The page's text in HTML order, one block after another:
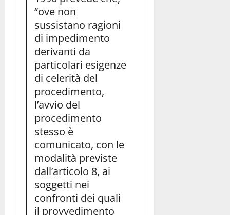
“ove non
sussistano ragioni
di impedimento
derivanti da
particolari esigenze
di celerità del
procedimento,
l’avvio del
procedimento
stesso è
comunicato, con le
modalità previste
dall’articolo 8, ai
soggetti nei
confronti dei quali
il provvedimento